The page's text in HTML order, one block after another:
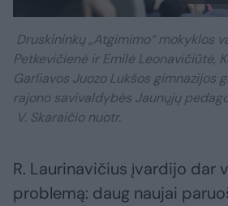
Druskininkų „Atgimimo“ mokyklos
Petkevičienė ir Emilė Leonavičiūtė,
Garliavos Juozo Lukšos gimnazijos
rajono savivaldybės Jaunųjų
V. Skaraičio nuotr.
R. Laurinavičius įvardijo dar
problemą: daug naujai